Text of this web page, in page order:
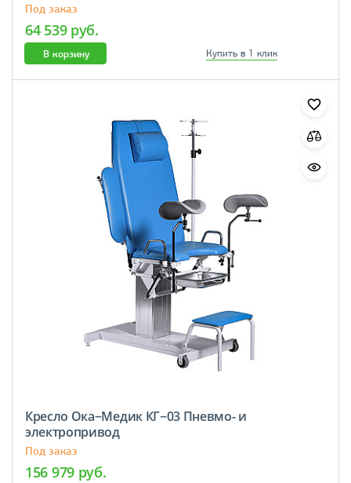
Под заказ
64 539 руб.
В корзину Купить в 1 клик
Кресло Ока−Медик КГ−03 Пневмо- и
электропривод
Под заказ
156 979 руб.